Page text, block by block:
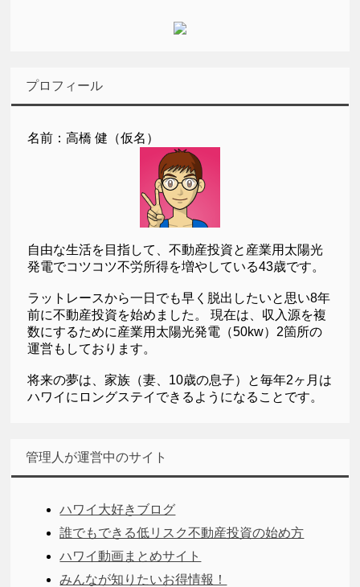
プロフィール
名前：高橋 健（仮名）
自由な生活を目指して、不動産投資と産業用太陽光
発電でコツコツ不労所得を増やしている43歳です。
ラットレースから一日でも早く脱出したいと思い8年
前に不動産投資を始めました。 現在は、収入源を複
数にするために産業用太陽光発電（50kw）2箇所の
運営もしております。
将来の夢は、家族（妻、10歳の息子）と毎年2ヶ月は
ハワイにロングステイできるようになることです。
管理人が運営中のサイト
ハワイ大好きブログ
誰でもできる低リスク不動産投資の始め方
ハワイ動画まとめサイト
みんなが知りたいお得情報！